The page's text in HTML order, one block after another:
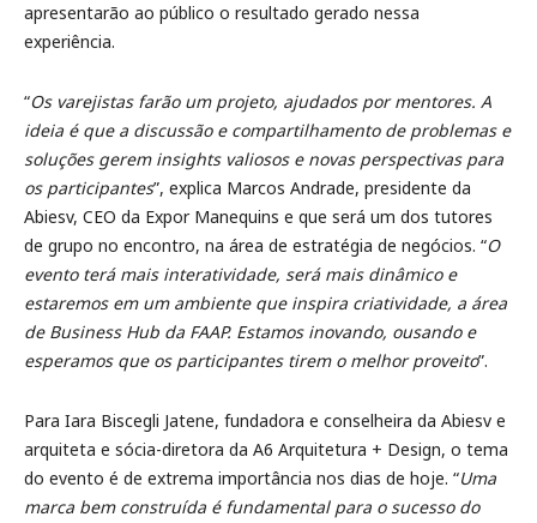
apresentarão ao público o resultado gerado nessa
experiência.
“Os varejistas farão um projeto, ajudados por mentores. A
ideia é que a discussão e compartilhamento de problemas e
soluções gerem insights valiosos e novas perspectivas para
os participantes”, explica Marcos Andrade, presidente da
Abiesv, CEO da Expor Manequins e que será um dos tutores
de grupo no encontro, na área de estratégia de negócios. “O
evento terá mais interatividade, será mais dinâmico e
estaremos em um ambiente que inspira criatividade, a área
de Business Hub da FAAP. Estamos inovando, ousando e
esperamos que os participantes tirem o melhor proveito”.
Para Iara Biscegli Jatene, fundadora e conselheira da Abiesv e
arquiteta e sócia-diretora da A6 Arquitetura + Design, o tema
do evento é de extrema importância nos dias de hoje. “Uma
marca bem construída é fundamental para o sucesso do